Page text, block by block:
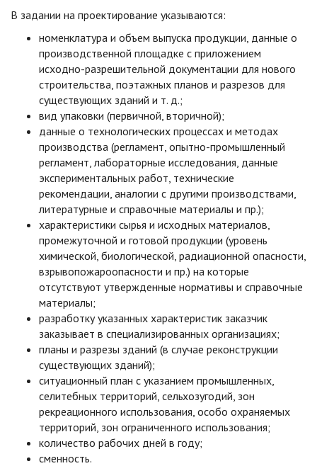
В задании на проектирование указываются:
номенклатура и объем выпуска продукции, данные о
производственной площадке с приложением
исходно-разрешительной документации для нового
строительства, поэтажных планов и разрезов для
существующих зданий и т. д.;
вид упаковки (первичной, вторичной);
данные о технологических процессах и методах
производства (регламент, опытно-промышленный
регламент, лабораторные исследования, данные
экспериментальных работ, технические
рекомендации, аналогии с другими производствами,
литературные и справочные материалы и пр.);
характеристики сырья и исходных материалов,
промежуточной и готовой продукции (уровень
химической, биологической, радиационной опасности,
взрывопожароопасности и пр.) на которые
отсутствуют утвержденные нормативы и справочные
материалы;
разработку указанных характеристик заказчик
заказывает в специализированных организациях;
планы и разрезы зданий (в случае реконструкции
существующих зданий);
ситуационный план с указанием промышленных,
селитебных территорий, сельхозугодий, зон
рекреационного использования, особо охраняемых
территорий, зон ограниченного использования;
количество рабочих дней в году;
сменность.